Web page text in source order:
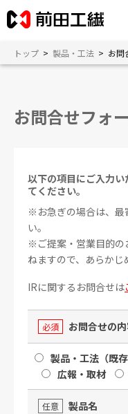
トップ > 製品・工法 > お問
お問合せフォ
以下の項目にご入力
てください。
※お急ぎの場合は、最
い。
※ご提案・営業目的の
ねますので、あらかじ
IRに関するお問合せは
必須 お問合せの
製品・工法（既存
広報・取材
任意 製品名